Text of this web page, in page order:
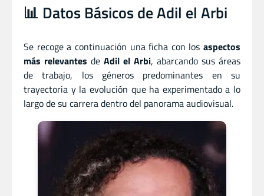
📊 Datos Básicos de Adil el Arbi
Se recoge a continuación una ficha con los aspectos
más relevantes de Adil el Arbi, abarcando sus áreas
de trabajo, los géneros predominantes en su
trayectoria y la evolución que ha experimentado a lo
largo de su carrera dentro del panorama audiovisual.